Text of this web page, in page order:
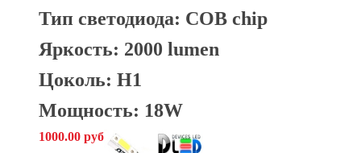
Тип светодиода: COB chip
Яркость: 2000 lumen
Цоколь: H1
Мощность: 18W
1000.00 руб